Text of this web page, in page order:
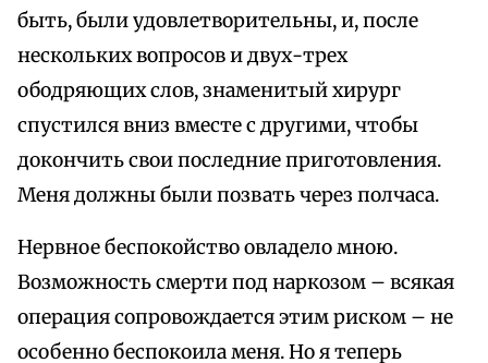
быть, были удовлетворительны, и, после
нескольких вопросов и двух-трех
ободряющих слов, знаменитый хирург
спустился вниз вместе с другими, чтобы
докончить свои последние приготовления.
Меня должны были позвать через полчаса.
Нервное беспокойство овладело мною.
Возможность смерти под наркозом – всякая
операция сопровождается этим риском – не
особенно беспокоила меня. Но я теперь